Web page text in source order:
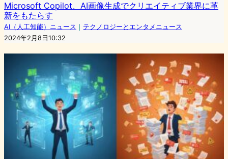
Microsoft Copilot、AI画像生成でクリエイティブ業界に革
新をもたらす
AI（人工知能）ニュース ｜ テクノロジーとエンタメニュース
2024年2月8日10:32